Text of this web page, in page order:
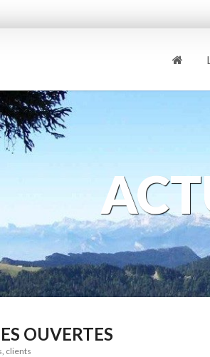
OUVERTES
clients